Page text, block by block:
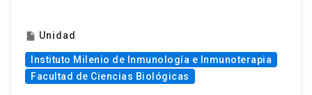
insert_drive_file Unidad
Instituto Milenio de Inmunología e Inmunoterapia
Facultad de Ciencias Biológicas